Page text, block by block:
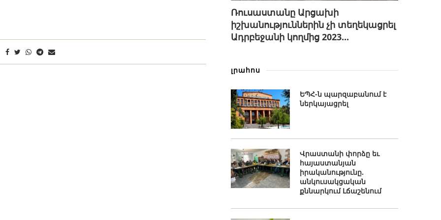
Ռուսաստանը Արցախի
իշխանություններին չի տեղեկացրել
Ադրբեջանի կողմից 2023...
լրահոս
ԵՊՀ-ն պարզաբանում է
ներկայացրել
Վրաստանի փորձը եւ
հայաստանյան
իրականությունը.
անկուսակցական
քննարկում Լճաշենում